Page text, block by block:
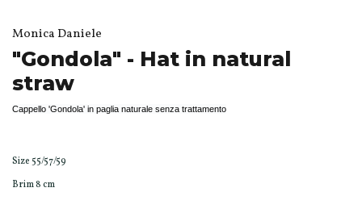
Monica Daniele
"Gondola" - Hat in natural
straw
Cappello 'Gondola' in paglia naturale senza trattamento
Size 55/57/59
Brim 8 cm